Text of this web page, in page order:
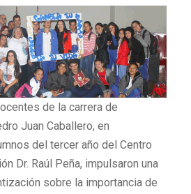
de la carrera de
Juan Caballero, en
del tercer año del Centro
Dr. Raúl Peña, impulsaron una
sobre la importancia de